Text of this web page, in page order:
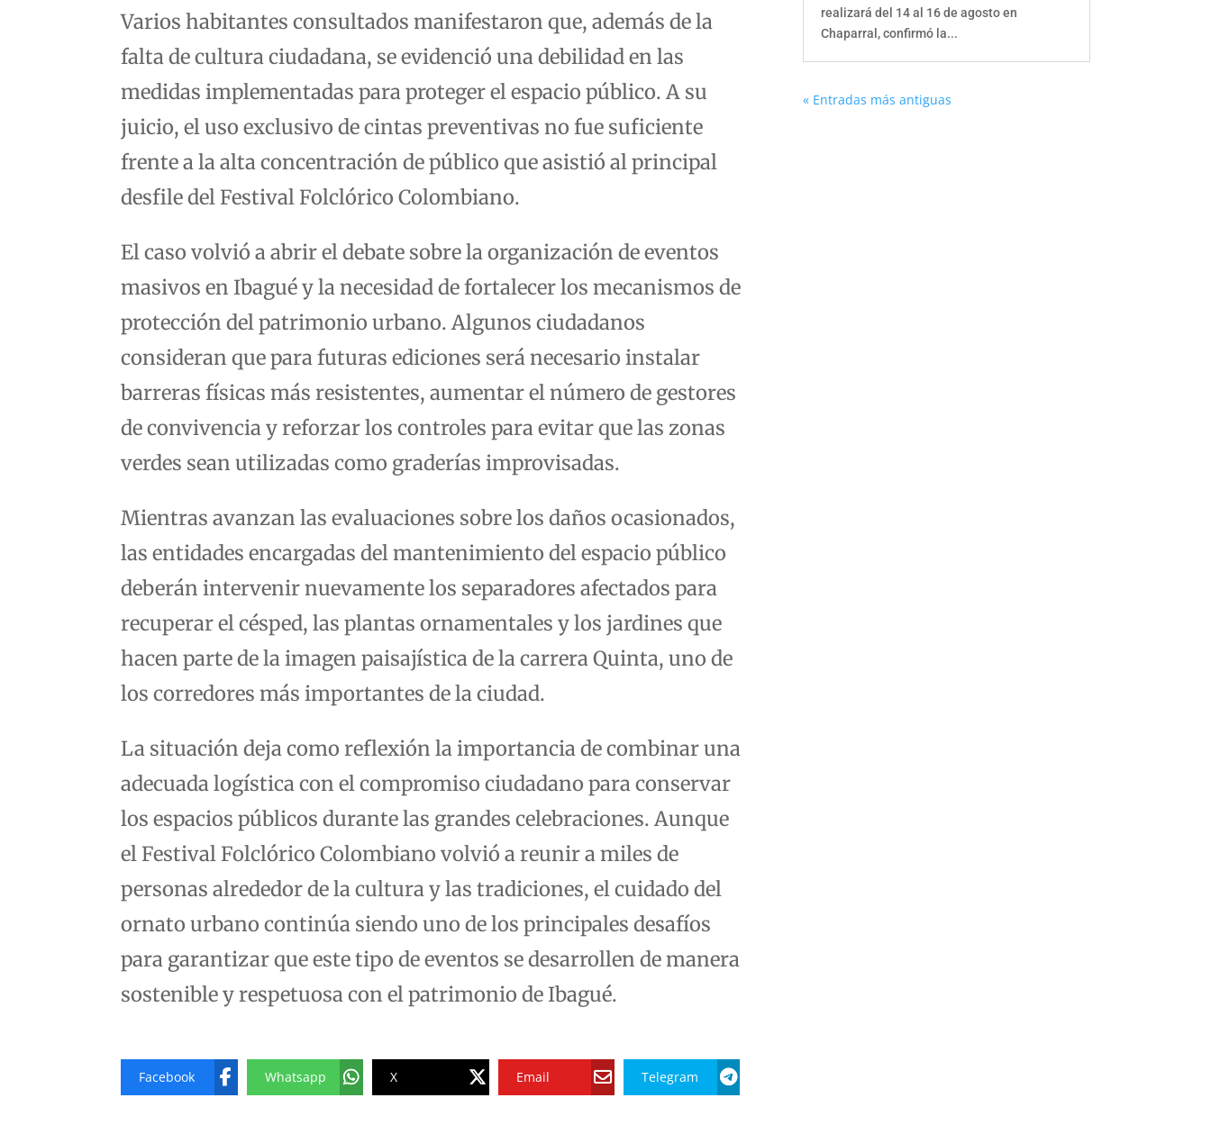
Varios habitantes consultados manifestaron que, además de la
falta de cultura ciudadana, se evidenció una debilidad en las
medidas implementadas para proteger el espacio público. A su
juicio, el uso exclusivo de cintas preventivas no fue suficiente
frente a la alta concentración de público que asistió al principal
desfile del Festival Folclórico Colombiano.
El caso volvió a abrir el debate sobre la organización de eventos
masivos en Ibagué y la necesidad de fortalecer los mecanismos de
protección del patrimonio urbano. Algunos ciudadanos
consideran que para futuras ediciones será necesario instalar
barreras físicas más resistentes, aumentar el número de gestores
de convivencia y reforzar los controles para evitar que las zonas
verdes sean utilizadas como graderías improvisadas.
Mientras avanzan las evaluaciones sobre los daños ocasionados,
las entidades encargadas del mantenimiento del espacio público
deberán intervenir nuevamente los separadores afectados para
recuperar el césped, las plantas ornamentales y los jardines que
hacen parte de la imagen paisajística de la carrera Quinta, uno de
los corredores más importantes de la ciudad.
La situación deja como reflexión la importancia de combinar una
adecuada logística con el compromiso ciudadano para conservar
los espacios públicos durante las grandes celebraciones. Aunque
el Festival Folclórico Colombiano volvió a reunir a miles de
personas alrededor de la cultura y las tradiciones, el cuidado del
ornato urbano continúa siendo uno de los principales desafíos
para garantizar que este tipo de eventos se desarrollen de manera
sostenible y respetuosa con el patrimonio de Ibagué.
Facebook Whatsapp X Email Telegram
realizará del 14 al 16 de agosto en
Chaparral, confirmó la...
« Entradas más antiguas